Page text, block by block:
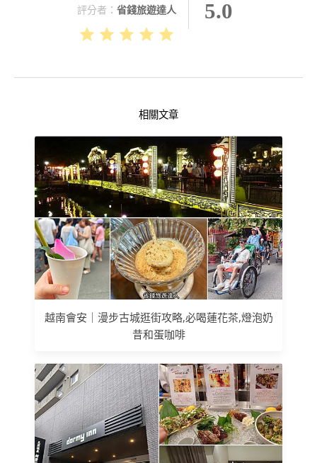
評分者： 省錢旅遊達人 5.0
相關文章
越南會安｜漫步古城逛街攻略,必喝蓮花茶,燈泡奶
昔和蛋咖啡